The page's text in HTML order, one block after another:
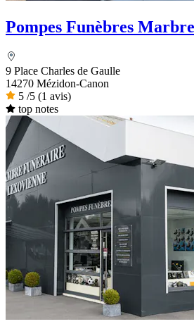
Pompes Funèbres
9 Place Charles de Gaulle
14270 Mézidon-Canon
5 /5 (1 avis)
top notes